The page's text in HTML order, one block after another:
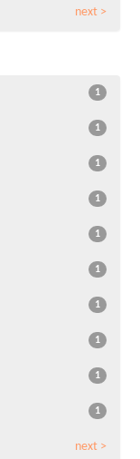
next >
1
1
1
1
1
1
1
1
1
1
next >